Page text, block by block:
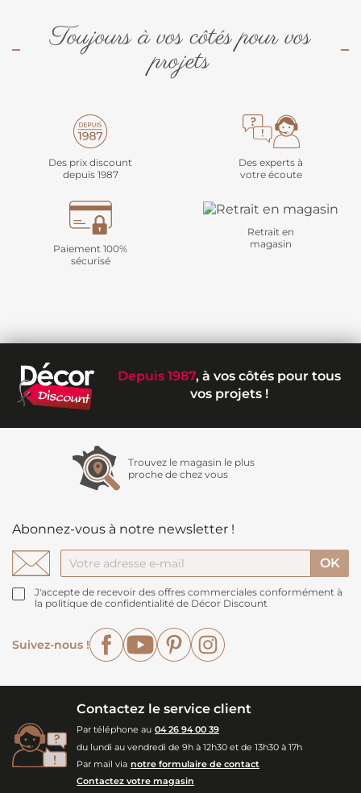
Toujours à vos côtés pour vos
projets
Des prix discount
depuis 1987
Des experts à
votre écoute
Paiement 100%
sécurisé
Retrait en
magasin
Depuis 1987, à vos côtés pour tous
vos projets !
Trouvez le magasin le plus
proche de chez vous
Abonnez-vous à notre newsletter !
J'accepte de recevoir des offres commerciales conformément à
la politique de confidentialité de Décor Discount
Suivez-nous !
FacebookYouTubePinterest
Contactez le service client
Par téléphone au 04 26 94 00 39
du lundi au vendredi de 9h à 12h30 et de 13h30 à 17h
Par mail via notre formulaire de contact
Contactez votre magasin